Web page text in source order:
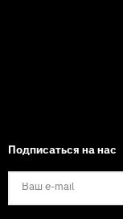
Подписаться на нас